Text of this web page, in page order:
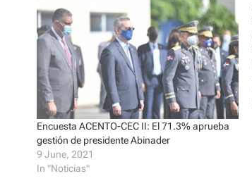
e
o
n
T
w
i
t
e
r
(
O
p
e
n
s
i
n
n
c
e
b
o
o
(
O
p
e
n
s
i
n
Encuesta ACENTO-CEC II: El 71.3% aprueba
gestión de presidente Abinader
9 June, 2021
In "Noticias"